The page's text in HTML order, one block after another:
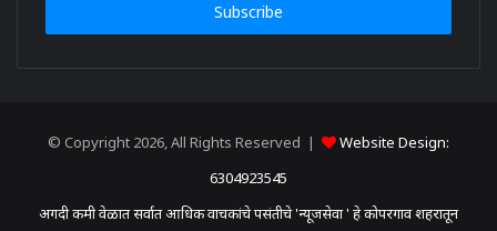
© Copyright 2026, All Rights Reserved |
Website Design:
6304923545
अगदी कमी वेळात सर्वात आधिक वाचकांचे पसंतीचे 'न्यूजसेवा ' हे कोपरगाव शहरातून